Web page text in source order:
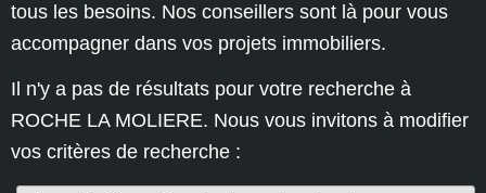
tous les besoins. Nos conseillers sont là pour vous
accompagner dans vos projets immobiliers.
Il n'y a pas de résultats pour votre recherche à
ROCHE LA MOLIERE. Nous vous invitons à modifier
vos critères de recherche :